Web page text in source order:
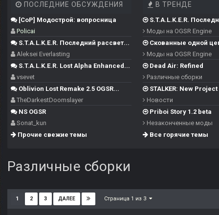
ПОСЛЕДНИЕ ОБСУЖДЕНИЯ
[CoP] Модострой: вопросница
Policai
S.T.A.L.K.E.R. Последний рассвет...
Aleksei Everlasting
S.T.A.L.K.E.R. Lost Alpha Enhanced...
vsevet
Oblivion Lost Remake 2.5 OGSR...
TheDarkestDoomslayer
NS OGSR
Sonat_kun
Прочие свежие темы
В ТРЕНДЕ
S.T.A.L.K.E.R.
Моды на OGSR Engine
Скованные одной
Моды на OGSR Engine
Dead Air: Refined
Различные сборки
STALKER: New
Новости
Priboi Story 1.2 beta
Незаконченные моды
Все горячие темы
Различные сборки
1 2 3 ДАЛЕЕ Страница 1 из 3